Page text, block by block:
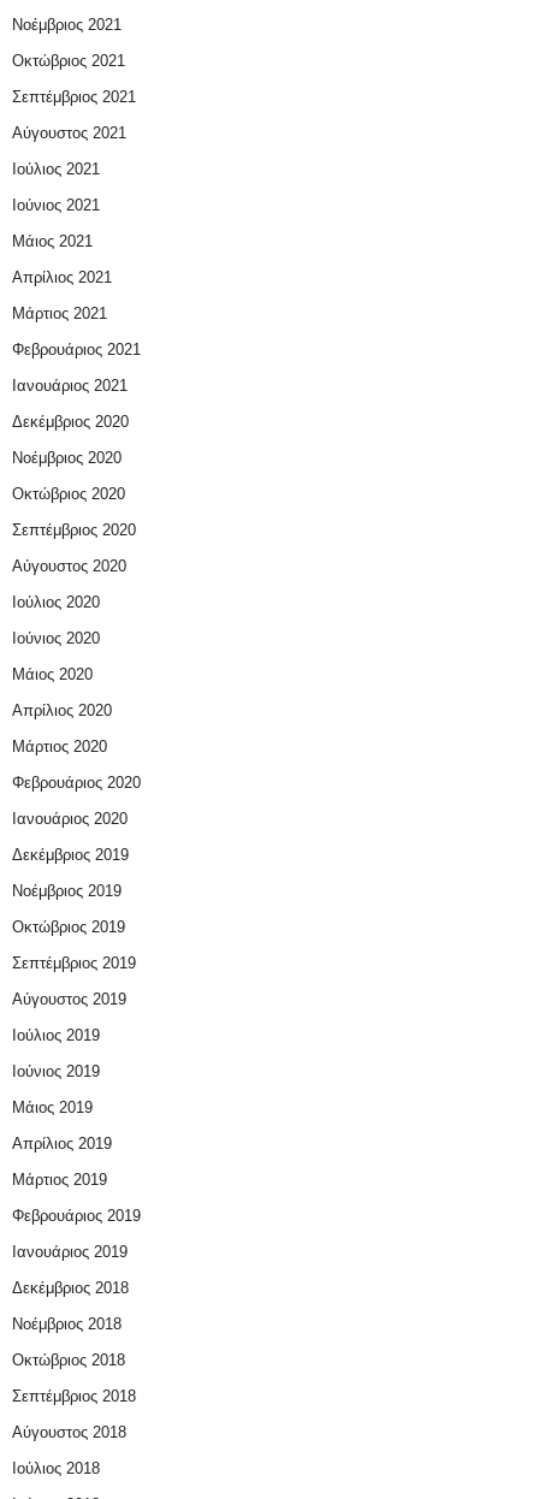
Νοέμβριος 2021
Οκτώβριος 2021
Σεπτέμβριος 2021
Αύγουστος 2021
Ιούλιος 2021
Ιούνιος 2021
Μάιος 2021
Απρίλιος 2021
Μάρτιος 2021
Φεβρουάριος 2021
Ιανουάριος 2021
Δεκέμβριος 2020
Νοέμβριος 2020
Οκτώβριος 2020
Σεπτέμβριος 2020
Αύγουστος 2020
Ιούλιος 2020
Ιούνιος 2020
Μάιος 2020
Απρίλιος 2020
Μάρτιος 2020
Φεβρουάριος 2020
Ιανουάριος 2020
Δεκέμβριος 2019
Νοέμβριος 2019
Οκτώβριος 2019
Σεπτέμβριος 2019
Αύγουστος 2019
Ιούλιος 2019
Ιούνιος 2019
Μάιος 2019
Απρίλιος 2019
Μάρτιος 2019
Φεβρουάριος 2019
Ιανουάριος 2019
Δεκέμβριος 2018
Νοέμβριος 2018
Οκτώβριος 2018
Σεπτέμβριος 2018
Αύγουστος 2018
Ιούλιος 2018